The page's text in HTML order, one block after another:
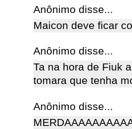
Anônimo disse...
Maicon deve ficar
Anônimo disse...
Ta na hora de Fiuk
tomara que tenha
Anônimo disse...